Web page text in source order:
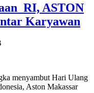
RI, ASTON
Karyawan
menyambut Hari Ulang
Aston Makassar